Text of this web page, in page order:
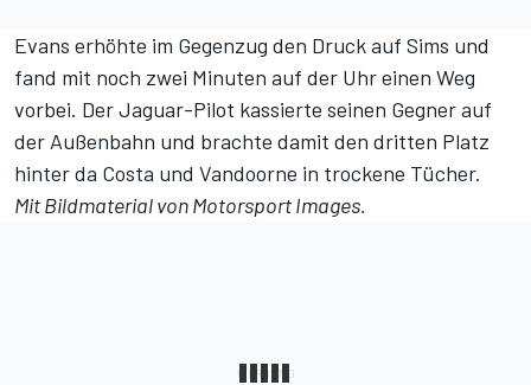
Evans erhöhte im Gegenzug den Druck auf Sims und
fand mit noch zwei Minuten auf der Uhr einen Weg
vorbei. Der Jaguar-Pilot kassierte seinen Gegner auf
der Außenbahn und brachte damit den dritten Platz
hinter da Costa und Vandoorne in trockene Tücher.
Mit Bildmaterial vonMotorsport Images.